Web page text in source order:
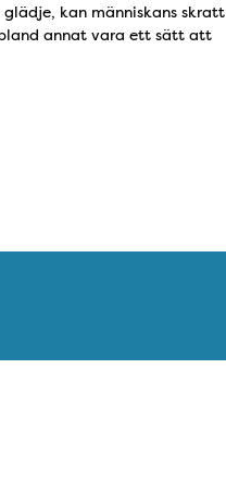
kan människans skratt
annat vara ett sätt att